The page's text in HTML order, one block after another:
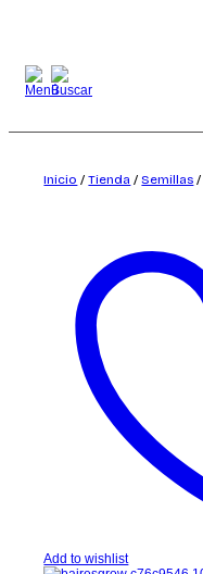
Inicio / Tienda / Semillas /
Add to wishlist